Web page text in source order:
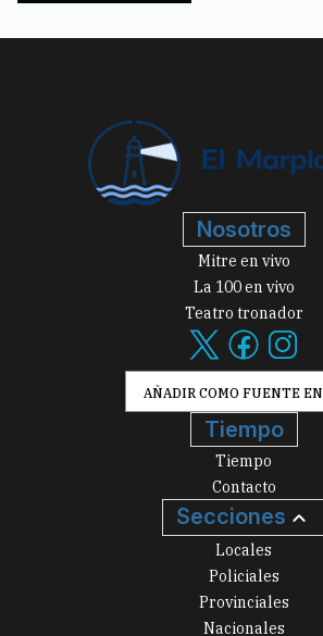
Nosotros
Mitre en vivo
La 100 en vivo
Teatro tronador
AÑADIR COMO FUENTE EN
Tiempo
Tiempo
Contacto
Secciones
Locales
Policiales
Provinciales
Nacionales